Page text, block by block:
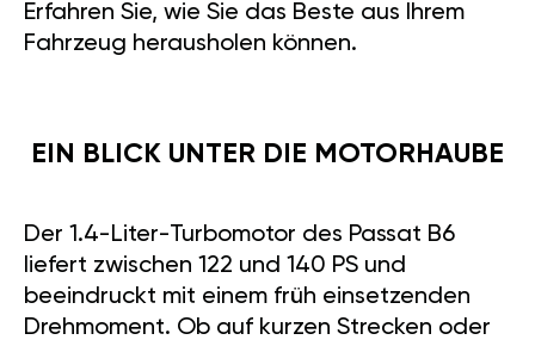
Erfahren Sie, wie Sie das Beste aus Ihrem
Fahrzeug herausholen können.
EIN BLICK UNTER DIE MOTORHAUBE
Der 1.4-Liter-Turbomotor des Passat B6
liefert zwischen 122 und 140 PS und
beeindruckt mit einem früh einsetzenden
Drehmoment. Ob auf kurzen Strecken oder